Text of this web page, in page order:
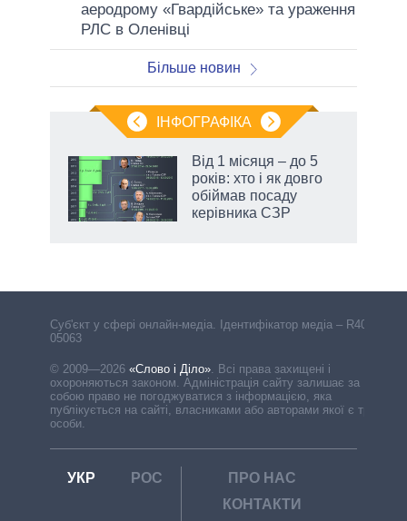
аеродрому «Гвардійське» та ураження
РЛС в Оленівці
Більше новин
ІНФОГРАФІКА
Від 1 місяця – до 5
років: хто і як довго
обіймав посаду
керівника СЗР
Cуб'єкт у сфері онлайн-медіа. Ідентифікатор медіа – R40-
05063
© 2009—2026 «Слово і Діло». Всі права захищені і
охороняються законом. Адміністрація сайту залишає за
собою право не погоджуватися з інформацією, яка
публікується на сайті, власниками або авторами якої є треті
особи.
УКР РОС
ПРО НАС
КОНТАКТИ